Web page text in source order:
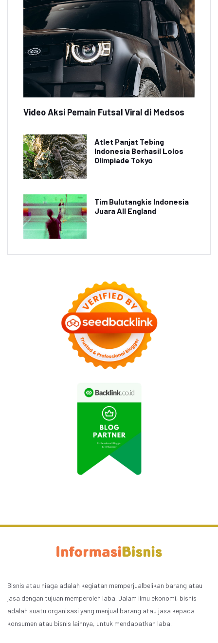
Video Aksi Pemain Futsal Viral di Medsos
Atlet Panjat Tebing
Indonesia Berhasil Lolos
Olimpiade Tokyo
Tim Bulutangkis Indonesia
Juara All England
Bisnis atau niaga adalah kegiatan memperjualbelikan barang atau
jasa dengan tujuan memperoleh laba. Dalam ilmu ekonomi, bisnis
adalah suatu organisasi yang menjual barang atau jasa kepada
konsumen atau bisnis lainnya, untuk mendapatkan laba.